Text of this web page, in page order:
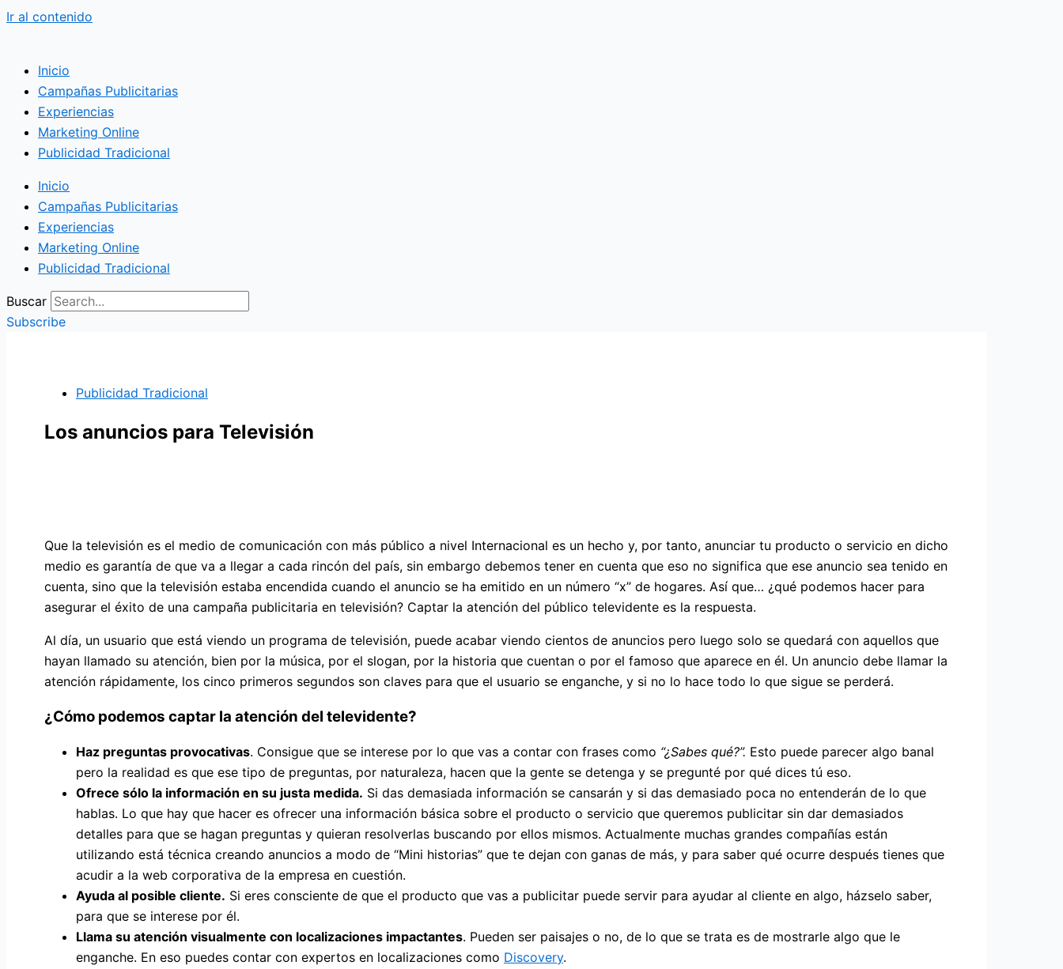
Ir al contenido
Inicio
Campañas Publicitarias
Experiencias
Marketing Online
Publicidad Tradicional
Inicio
Campañas Publicitarias
Experiencias
Marketing Online
Publicidad Tradicional
Buscar
Subscribe
Publicidad Tradicional
Los anuncios para Televisión
Que la televisión es el medio de comunicación con más público a nivel Internacional es un hecho y, por tanto, anunciar tu producto o servicio en dicho
medio es garantía de que va a llegar a cada rincón del país, sin embargo debemos tener en cuenta que eso no significa que ese anuncio sea tenido en
cuenta, sino que la televisión estaba encendida cuando el anuncio se ha emitido en un número “x” de hogares. Así que… ¿qué podemos hacer para
asegurar el éxito de una campaña publicitaria en televisión? Captar la atención del público televidente es la respuesta.
Al día, un usuario que está viendo un programa de televisión, puede acabar viendo cientos de anuncios pero luego solo se quedará con aquellos que
hayan llamado su atención, bien por la música, por el slogan, por la historia que cuentan o por el famoso que aparece en él. Un anuncio debe llamar la
atención rápidamente, los cinco primeros segundos son claves para que el usuario se enganche, y si no lo hace todo lo que sigue se perderá.
¿Cómo podemos captar la atención del televidente?
Haz preguntas provocativas. Consigue que se interese por lo que vas a contar con frases como “¿Sabes qué?”. Esto puede parecer algo banal
pero la realidad es que ese tipo de preguntas, por naturaleza, hacen que la gente se detenga y se pregunté por qué dices tú eso.
Ofrece sólo la información en su justa medida. Si das demasiada información se cansarán y si das demasiado poca no entenderán de lo que
hablas. Lo que hay que hacer es ofrecer una información básica sobre el producto o servicio que queremos publicitar sin dar demasiados
detalles para que se hagan preguntas y quieran resolverlas buscando por ellos mismos. Actualmente muchas grandes compañías están
utilizando está técnica creando anuncios a modo de “Mini historias” que te dejan con ganas de más, y para saber qué ocurre después tienes que
acudir a la web corporativa de la empresa en cuestión.
Ayuda al posible cliente. Si eres consciente de que el producto que vas a publicitar puede servir para ayudar al cliente en algo, házselo saber,
para que se interese por él.
Llama su atención visualmente con localizaciones impactantes. Pueden ser paisajes o no, de lo que se trata es de mostrarle algo que le
enganche. En eso puedes contar con expertos en localizaciones como Discovery.